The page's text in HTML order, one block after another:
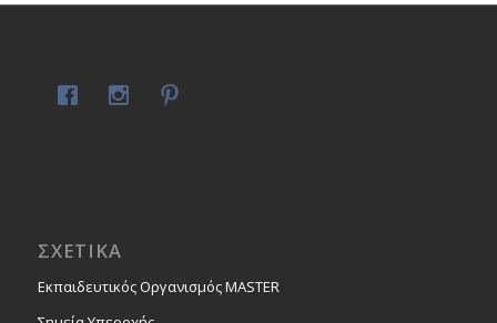
ΣΧΕΤΙΚΑ
Εκπαιδευτικός Οργανισμός MASTER